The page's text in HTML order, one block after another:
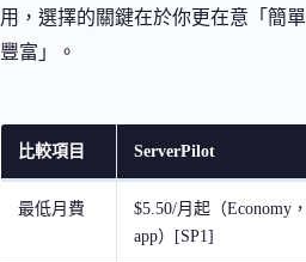
用，選擇的關鍵在於你更在意「簡
豐富」。
比較項目 ServerPilot
最低月費
$5.50/月起（Economy
app）[SP1]